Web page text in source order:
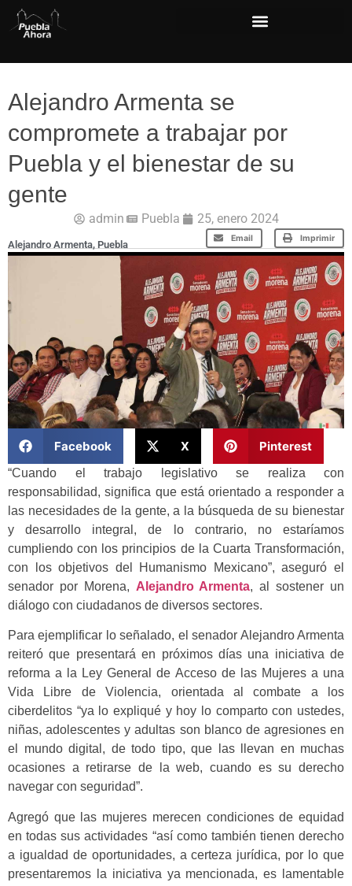
Alejandro Armenta se
compromete a trabajar por
Puebla y el bienestar de su
gente
admin Puebla 25, enero 2024
Email Imprimir
Alejandro Armenta, Puebla
Facebook X Pinterest
“Cuando el trabajo legislativo se realiza con
responsabilidad, significa que está orientado a responder a
las necesidades de la gente, a la búsqueda de su bienestar
y desarrollo integral, de lo contrario, no estaríamos
cumpliendo con los principios de la Cuarta Transformación,
con los objetivos del Humanismo Mexicano”, aseguró el
senador por Morena, Alejandro Armenta, al sostener un
diálogo con ciudadanos de diversos sectores.
Para ejemplificar lo señalado, el senador Alejandro Armenta
reiteró que presentará en próximos días una iniciativa de
reforma a la Ley General de Acceso de las Mujeres a una
Vida Libre de Violencia, orientada al combate a los
ciberdelitos “ya lo expliqué y hoy lo comparto con ustedes,
niñas, adolescentes y adultas son blanco de agresiones en
el mundo digital, de todo tipo, que las llevan en muchas
ocasiones a retirarse de la web, cuando es su derecho
navegar con seguridad”.
Agregó que las mujeres merecen condiciones de equidad
en todas sus actividades “así como también tienen derecho
a igualdad de oportunidades, a certeza jurídica, por lo que
presentaremos la iniciativa ya mencionada, es lamentable